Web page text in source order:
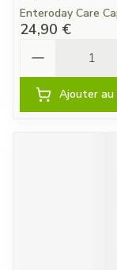
Enteroday Care
24,90 €
Ajouter au